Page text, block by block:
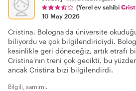
(Yerel ev sahibi
10 May 2026
Cristina, Bologna'da üniversite
biliyordu ve çok bilgilendiriciydi.
kesinlikle geri döneceğiz, artık etrafı
Cristina'nın treni çok gecikti, bu
ancak Cristina bizi bilgilendirdi.
Bilgili, samimi.